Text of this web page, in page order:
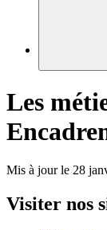
Les
Mis à jour le 28
Visiter nos